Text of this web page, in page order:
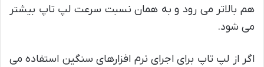
هم بالاتر می رود و به همان نسبت سرعت لپ تاپ بیشتر
می شود.
اگر از لپ تاپ برای اجرای نرم افزارهای سنگین استفاده می